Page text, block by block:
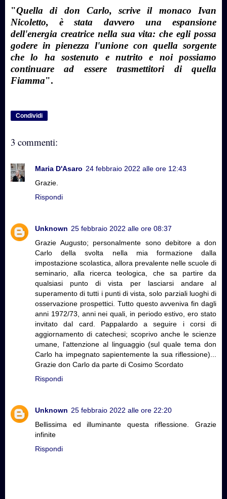
"Quella di don Carlo, scrive il monaco Ivan
Nicoletto, è stata davvero una espansione
dell'energia creatrice nella sua vita: che egli possa
godere in pienezza l'unione con quella sorgente
che lo ha sostenuto e nutrito e noi possiamo
continuare ad essere trasmettitori di quella
Fiamma".
Condividi
3 commenti:
Maria D'Asaro 24 febbraio 2022 alle ore 12:43
Grazie.
Rispondi
Unknown 25 febbraio 2022 alle ore 08:37
Grazie Augusto; personalmente sono debitore a don
Carlo della svolta nella mia formazione dalla
impostazione scolastica, allora prevalente nelle scuole di
seminario, alla ricerca teologica, che sa partire da
qualsiasi punto di vista per lasciarsi andare al
superamento di tutti i punti di vista, solo parziali luoghi di
osservazione prospettici. Tutto questo avveniva fin dagli
anni 1972/73, anni nei quali, in periodo estivo, ero stato
invitato dal card. Pappalardo a seguire i corsi di
aggiornamento di catechesi; scoprivo anche le scienze
umane, l'attenzione al linguaggio (sul quale tema don
Carlo ha impegnato sapientemente la sua riflessione)...
Grazie don Carlo da parte di Cosimo Scordato
Rispondi
Unknown 25 febbraio 2022 alle ore 22:20
Bellissima ed illuminante questa riflessione. Grazie
infinite
Rispondi